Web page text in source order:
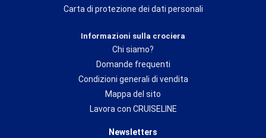
Carta di protezione dei dati personali
Informazioni sulla crociera
Chi siamo?
Domande frequenti
Condizioni generali di vendita
Mappa del sito
Lavora con CRUISELINE
Newsletters